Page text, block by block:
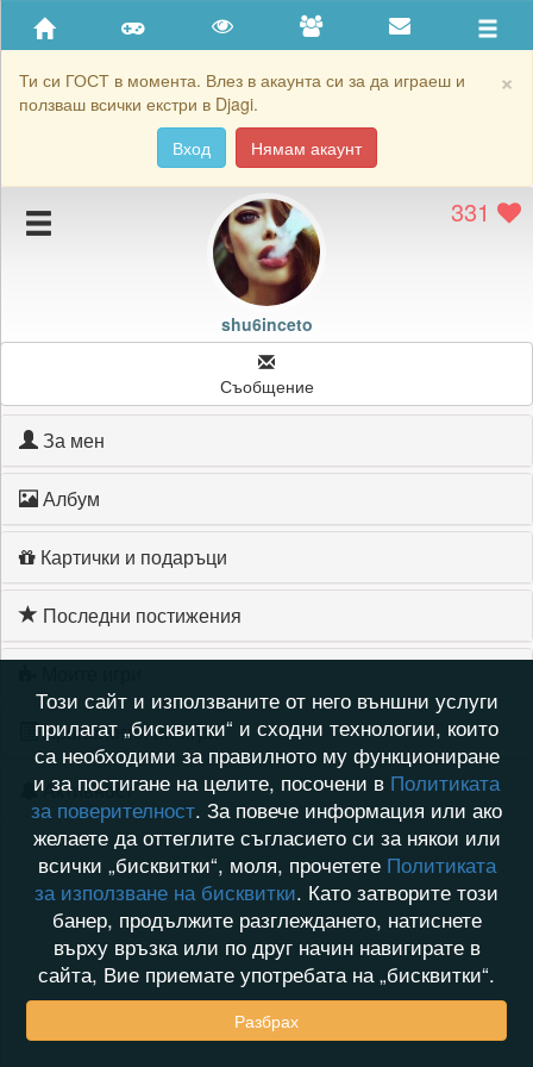
×
Ти си ГОСТ в момента. Влез в акаунта си за да играеш и
ползваш всички екстри в Djagi.
Вход
Нямам акаунт
Приятели
Хронология на игри
Подаръците на shu6inceto
Картичките на shu6inceto
Блокирай shu6inceto
331
shu6inceto
Съобщение
За мен
Албум
Картички и подаръци
Последни постижения
Хронология на игри
Активност
Този сайт и използваните от него външни услуги
прилагат „бисквитки“ и сходни технологии, които
са необходими за правилното му функциониране
и за постигане на целите, посочени в Политиката
за поверителност. За повече информация или ако
желаете да оттеглите съгласието си за някои или
всички „бисквитки“, моля, прочетете Политиката
за използване на бисквитки. Като затворите този
банер, продължите разглеждането, натиснете
върху връзка или по друг начин навигирате в
сайта, Вие приемате употребата на „бисквитки“.
Разбрах